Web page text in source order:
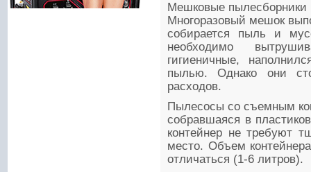
Мешковые
Многоразовый мешок
собирается пыль и
необходимо
гигиеничные,
пылью. Однако они
расходов.
Пылесосы со съемным
собравшаяся в
контейнер не требуют
место. Объем
отличаться (1-6 литров).